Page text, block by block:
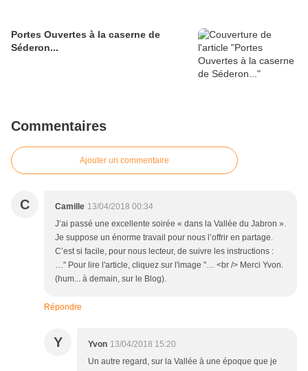
Portes Ouvertes à la caserne de
Séderon...
Commentaires
Ajouter un commentaire
C Camille 13/04/2018 00:34
J’ai passé une excellente soirée « dans la Vallée du Jabron ».
Je suppose un énorme travail pour nous l’offrir en partage.
C’est si facile, pour nous lecteur, de suivre les instructions :
…" Pour lire l'article, cliquez sur l'image "… <br /> Merci Yvon.
(hum... à demain, sur le Blog).
Répondre
Y Yvon 13/04/2018 15:20
Un autre regard, sur la Vallée à une époque que je